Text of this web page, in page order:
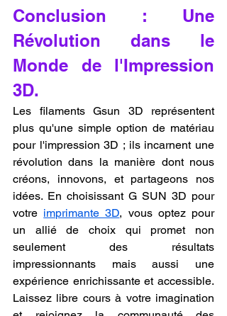
Conclusion : Une
Révolution dans le
Monde de l'Impression
3D.
Les filaments Gsun 3D représentent
plus qu'une simple option de matériau
pour l'impression 3D ; ils incarnent une
révolution dans la manière dont nous
créons, innovons, et partageons nos
idées. En choisissant G SUN 3D pour
votre imprimante 3D, vous optez pour
un allié de choix qui promet non
seulement des résultats
impressionnants mais aussi une
expérience enrichissante et accessible.
Laissez libre cours à votre imagination